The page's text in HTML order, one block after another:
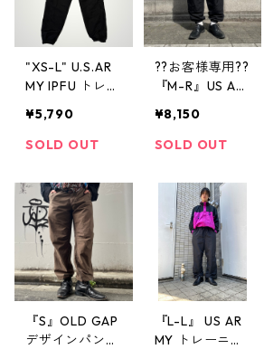
"XS-L" U.S.AR
MY IPFU トレー
ead stock ミリ
タリー 黒 ブラ
屋 高円寺 ビン
テージ
¥5,790
SOLD OUT
??お客様専用??
『M-R』US AR
レーニングパン
ツ
¥8,150
SOLD OUT
『S』OLD GAP
デザインパンツ
『L-L』 US AR
MY トレーニン